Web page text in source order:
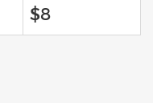
$8